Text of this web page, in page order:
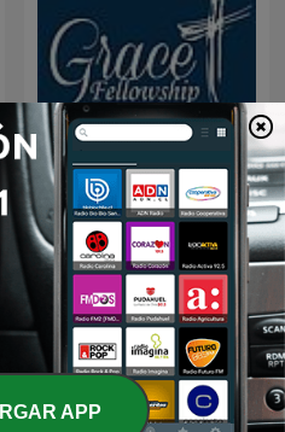
https://gfcabot.com/
APP